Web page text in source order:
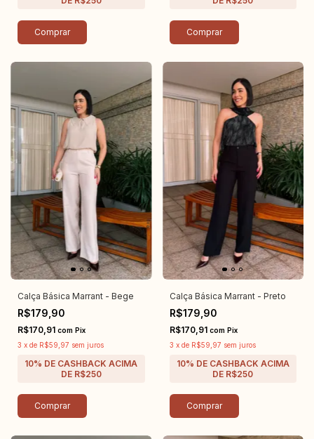
Comprar Comprar
Calça Básica Marrant - Bege
R$179,90
R$170,91 com Pix
3 x de R$59,97 sem juros
Comprar
Calça Básica Marrant - Preto
R$179,90
R$170,91 com Pix
3 x de R$59,97 sem juros
Comprar